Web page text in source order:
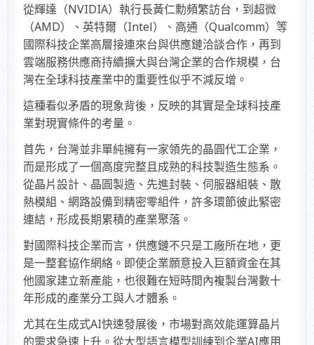
從輝達（NVIDIA）執行長黃仁勳頻繁訪台，到超微
（AMD）、英特爾（Intel）、高通（Qualcomm）等
國際科技企業高層接連來台與供應鏈洽談合作，再到
雲端服務供應商持續擴大與台灣企業的合作規模，台
灣在全球科技產業中的重要性似乎不減反增。
這種看似矛盾的現象背後，反映的其實是全球科技產
業對現實條件的考量。
首先，台灣並非單純擁有一家領先的晶圓代工企業，
而是形成了一個高度完整且成熟的科技製造生態系。
從晶片設計、晶圓製造、先進封裝、伺服器組裝、散
熱模組、網路設備到精密零組件，許多環節彼此緊密
連結，形成長期累積的產業聚落。
對國際科技企業而言，供應鏈不只是工廠所在地，更
是一整套協作網絡。即使企業願意投入巨額資金在其
他國家建立新產能，也很難在短時間內複製台灣數十
年形成的產業分工與人才體系。
尤其在生成式AI快速發展後，市場對高效能運算晶片
的需求急速上升。從大型語言模型訓練到企業AI應用